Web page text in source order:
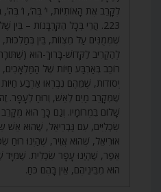
לְקָרֵב אֶת הָאוֹתִיּוֹת, י’ בְּה’, ו’
223. הֲרֵי בְּכָל הַקָּרְבָּנוֹת –
שֶׁמְּמֻנִּים עַל מִצְווֹת, בֵּין בְּמַלְכוּת,
לְהַקְרִיב לַקָּדוֹשׁ-בָּרוּךְ-הוּא
רוֹכֵב בְּאַרְבַּע חַיּוֹת שֶׁל הַמַּלְאָכִים,
יְסוֹדוֹת, שֶׁמֵּהֶם נִבְרְאוּ אַרְבַּע חַיּוֹת
שֶׁמְּקָרֵב מַיִם לְאֵשׁ, וְרוּחַ לְעָפָר.
שָׁלוֹם בִּמְרוֹמָיו. וְגַם כָּךְ הוּא
שִׂכְלִיִּים, עִם גַּבְרִיאֵל, שֶׁהוּא אֵשׁ
אוּרִיאֵל, שֶׁהוּא אֲוִיר, שֶׁהַיְנוּ
אֵפֶר, שֶׁהַיְנוּ עָפָר שִׂכְלִית. שֶׁמִּיָּד
הוּא מִבֵּינֵיהֶם, אֵין בָּהֶם כֹּחַ.